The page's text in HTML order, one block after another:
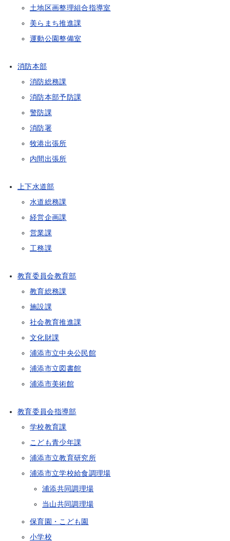
土地区画整理組合指導室
美らまち推進課
運動公園整備室
消防本部
消防総務課
消防本部予防課
警防課
消防署
牧港出張所
内間出張所
上下水道部
水道総務課
経営企画課
営業課
工務課
教育委員会教育部
教育総務課
施設課
社会教育推進課
文化財課
浦添市立中央公民館
浦添市立図書館
浦添市美術館
教育委員会指導部
学校教育課
こども青少年課
浦添市立教育研究所
浦添市立学校給食調理場
浦添共同調理場
当山共同調理場
保育園・こども園
小学校